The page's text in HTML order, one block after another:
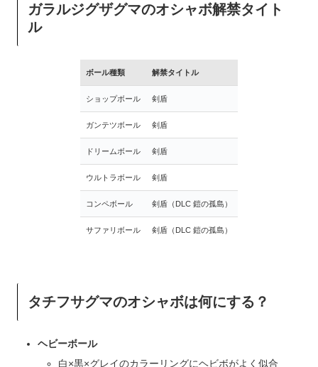
ガラルジグザグマのオシャボ解禁タイト
ル
ボール種類 解禁タイトル
ショップボール 剣盾
ガンテツボール 剣盾
ドリームボール 剣盾
ウルトラボール 剣盾
コンペボール 剣盾（DLC 鎧の孤島）
サファリボール 剣盾（DLC 鎧の孤島）
タチフサグマのオシャボは何にする？
ヘビーボール
白×黒×グレイのカラーリングにヘビボがよく似合